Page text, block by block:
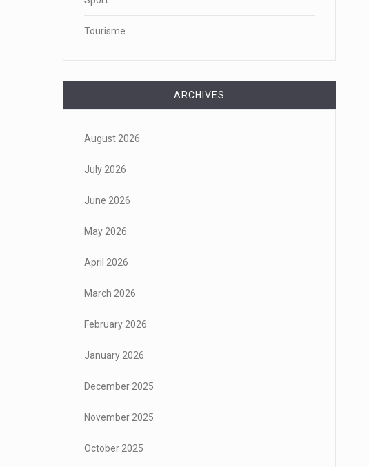
Tourisme
ARCHIVES
August 2026
July 2026
June 2026
May 2026
April 2026
March 2026
February 2026
January 2026
December 2025
November 2025
October 2025